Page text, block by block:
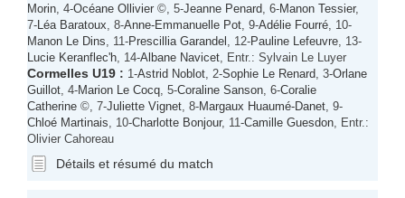
Morin , 4-Océane Ollivier ©, 5-Jeanne Penard , 6-Manon Tessier,
7- Léa Baratoux , 8-Anne-Emmanuelle Pot , 9-Adélie Fourré , 10-
Manon Le Dins , 11-Prescillia Garandel , 12-Pauline Lefeuvre , 13-
Lucie Keranflec'h , 14-Albane Navicet , Entr.: Sylvain Le Luyer
Cormelles U19 : 1-Astrid Noblot , 2-Sophie Le Renard , 3-Orlane
Guillot , 4-Marion Le Cocq , 5-Coraline Sanson , 6-Coralie
Catherine ©, 7-Juliette Vignet , 8-Margaux Huaumé-Danet , 9-
Chloé Martinais , 10-Charlotte Bonjour, 11-Camille Guesdon , Entr.:
Olivier Cahoreau
Détails et résumé du match